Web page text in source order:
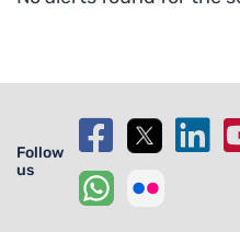
Follow
us